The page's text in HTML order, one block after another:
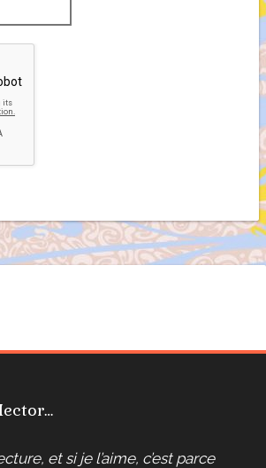
et si je l’aime, c’est parce